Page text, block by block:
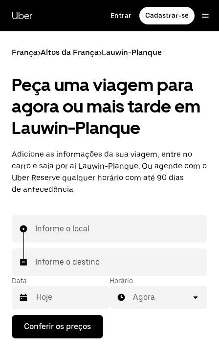
para
conteúdo
Uber Entrar Cadastrar-se
França>Altos da França>Lauwin-Planque
Peça uma viagem para
agora ou mais tarde em
Lauwin-Planque
Adicione as informações da sua viagem, entre no
carro e saia por aí Lauwin-Planque. Ou agende com o
Uber Reserve qualquer horário com até 90 dias
de antecedência.
Informe o local
Informe o destino
Data
Pressione
seta
Horário
Agora
Conferir os preços